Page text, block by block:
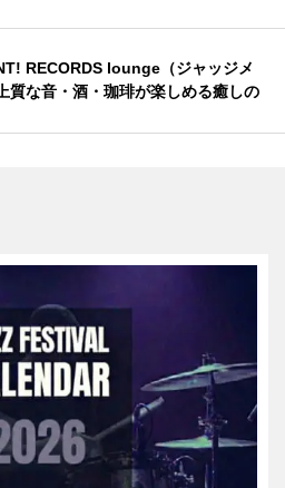
RECORDS lounge（ジャッジメ
質な音・酒・珈琲が楽しめる癒しの